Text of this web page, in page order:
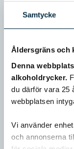
Samtycke
Åldersgräns och
Denna
alkoholdrycker.
du därför vara 25
webbplatsen
Vi använder
och annonserna